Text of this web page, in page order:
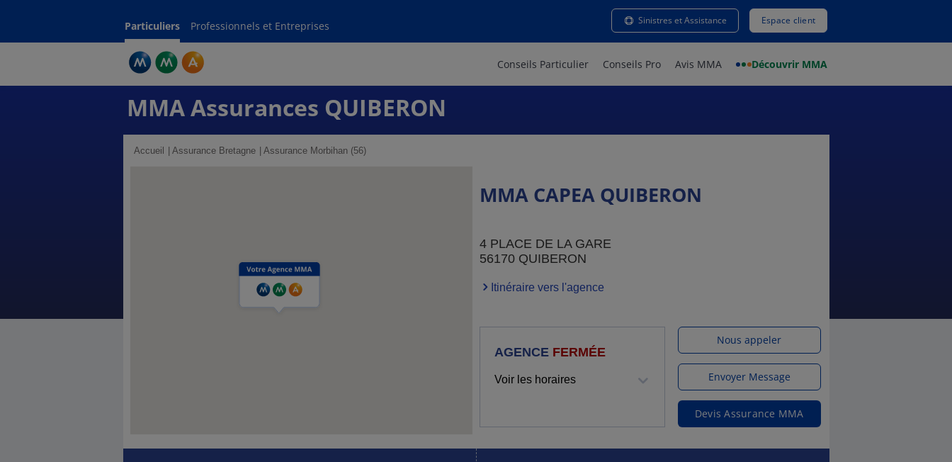
Particuliers Professionnels et Entreprises Sinistres et Assistance Espace client
Conseils Particulier Conseils Pro Avis MMA Découvrir MMA
MMA Assurances QUIBERON
Accueil Assurance Bretagne Assurance Morbihan (56)
MMA CAPEA QUIBERON
4 PLACE DE LA GARE
56170 QUIBERON
Itinéraire vers l'agence
AGENCE FERMÉE
Voir les horaires
Nous appeler
Envoyer Message
Devis Assurance MMA